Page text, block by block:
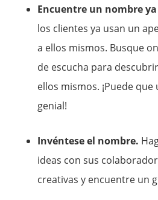
Encuentre un nombre
los clientes ya usan un
a ellos mismos. Busque
de escucha para
ellos mismos. ¡Puede
genial!
Invéntese el nombre.
ideas con sus
creativas y encuentre un